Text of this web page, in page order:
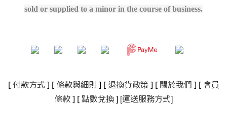
sold or supplied to a minor in the course of business.
[ 付款方式 ] [ 條款與細則 ] [ 退換貨政策 ] [ 關於我們 ] [ 會員
條款] [點數兌換] [運送服務方式]